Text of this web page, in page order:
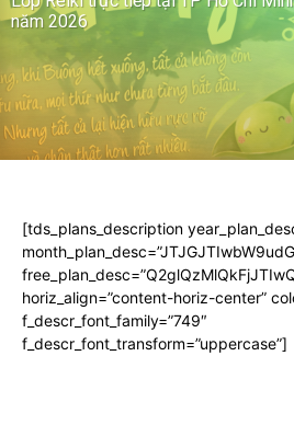
năm 2026
[tds_plans_description
horiz_align=”content-horiz-center”
f_descr_font_family=”749″
f_descr_font_transform=”uppercase”]